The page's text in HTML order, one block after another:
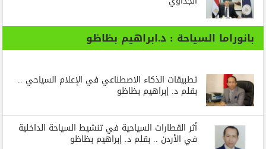
بانوراما السياحة : د.ابراهيم بظاظو
تطبيقات الذكاء الاصطناعي في الإعلام السياحي ..
بقلم د. إبراهيم بظاظو
أثر القطارات السياحية في تنشيط السياحة الداخلية
في الأردن .. بقلم د. إبراهيم بظاظو